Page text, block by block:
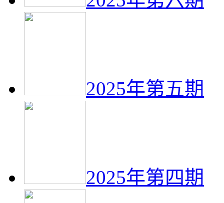
2025年第五期
2025年第四期